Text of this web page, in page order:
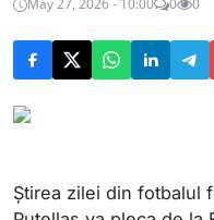
May 27, 2026 - 10:00
0 0
Știrea zilei din fotbalul